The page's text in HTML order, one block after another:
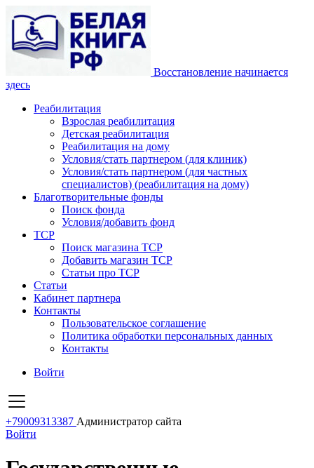
Восстановление начинается
здесь
Реабилитация
Взрослая реабилитация
Детская реабилитация
Реабилитация на дому
Условия/стать партнером (для клиник)
Условия/стать партнером (для частных
специалистов) (реабилитация на дому)
Благотворительные фонды
Поиск фонда
Условия/добавить фонд
ТСР
Поиск магазина ТСР
Добавить магазин ТСР
Статьи про ТСР
Статьи
Кабинет партнера
Контакты
Пользовательское соглашение
Политика обработки персональных данных
Контакты
Войти
+79009313387 Администратор сайта
Войти